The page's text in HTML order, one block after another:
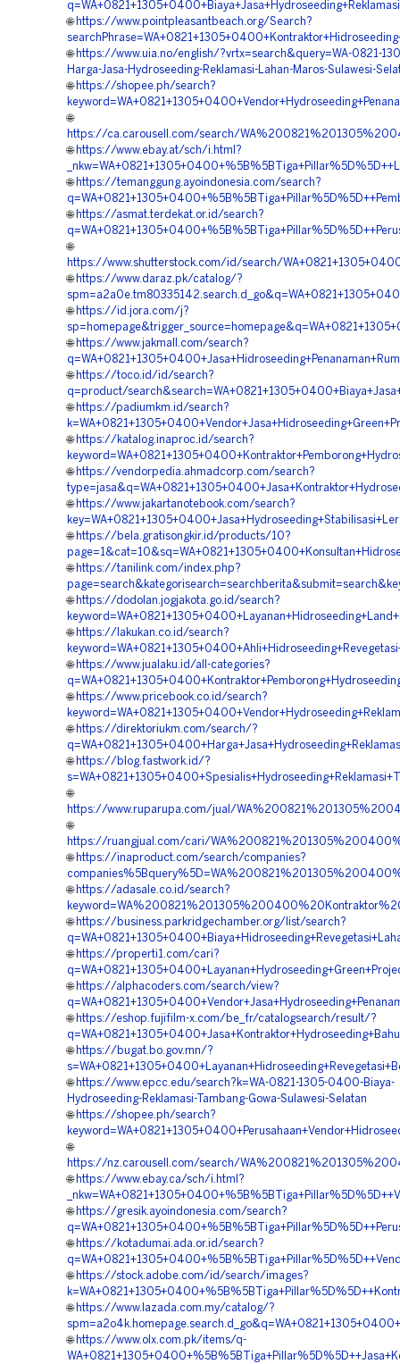
🌐 https://www.pointpleasantbeach.org/Search?
🌐 https://www.uia.no/english/?vrtx=search&query=WA-0821-
Harga-Jasa-Hydroseeding-Reklamasi-Lahan-Maros-Sulawesi-
🌐 https://shopee.ph/search?
🌐
https://ca.carousell.com/search/
🌐 https://www.ebay.at/sch/i.html?
🌐 https://temanggung.ayoindonesia.com/search?
🌐 https://asmat.terdekat.or.id/search?
🌐
https://www.shutterstock.com/id/search/
🌐 https://www.daraz.pk/catalog/?
🌐 https://id.jora.com/j?
🌐 https://www.jakmall.com/search?
🌐 https://toco.id/id/search?
q=product/
🌐 https://padiumkm.id/search?
🌐 https://katalog.inaproc.id/search?
🌐 https://vendorpedia.ahmadcorp.com/search?
🌐 https://www.jakartanotebook.com/search?
🌐 https://bela.gratisongkir.id/products/10?
🌐 https://tanilink.com/index.php?
🌐 https://dodolan.jogjakota.go.id/search?
🌐 https://lakukan.co.id/search?
🌐 https://www.jualaku.id/all-categories?
🌐 https://www.pricebook.co.id/search?
🌐 https://direktoriukm.com/search/?
🌐 https://blog.fastwork.id/?
🌐
https://www.ruparupa.com/jual/
🌐
https://ruangjual.com/cari/
🌐 https://inaproduct.com/search/companies?
🌐 https://adasale.co.id/search?
🌐 https://business.parkridgechamber.org/list/search?
🌐 https://properti1.com/cari?
🌐 https://alphacoders.com/search/view?
🌐 https://eshop.fujifilm-x.com/be_fr/catalogsearch/result/?
🌐 https://bugat.bo.gov.mn/?
🌐 https://www.epcc.edu/search?k=WA-0821-1305-0400-Biaya-
Hydroseeding-Reklamasi-Tambang-Gowa-Sulawesi-Selatan
🌐 https://shopee.ph/search?
🌐
https://nz.carousell.com/search/
🌐 https://www.ebay.ca/sch/i.html?
🌐 https://gresik.ayoindonesia.com/search?
🌐 https://kotadumai.ada.or.id/search?
🌐 https://stock.adobe.com/id/search/images?
🌐 https://www.lazada.com.my/catalog/?
🌐 https://www.olx.com.pk/items/q-